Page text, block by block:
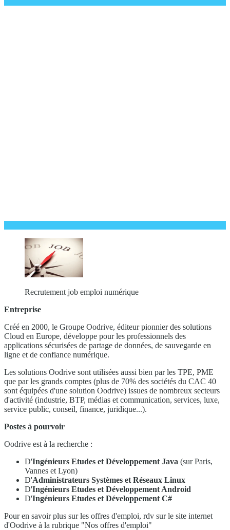
Recrutement job emploi numérique
Entreprise
Créé en 2000, le Groupe Oodrive, éditeur pionnier des solutions
Cloud en Europe, développe pour les professionnels des
applications sécurisées de partage de données, de sauvegarde en
ligne et de confiance numérique.
Les solutions Oodrive sont utilisées aussi bien par les TPE, PME
que par les grands comptes (plus de 70% des sociétés du CAC 40
sont équipées d'une solution Oodrive) issues de nombreux secteurs
d'activité (industrie, BTP, médias et communication, services, luxe,
service public, conseil, finance, juridique...).
Postes à pourvoir
Oodrive est à la recherche :
D'Ingénieurs Etudes et Développement Java (sur Paris,
Vannes et Lyon)
D'Administrateurs Systèmes et Réseaux Linux
D'Ingénieurs Etudes et Développement Android
D'Ingénieurs Etudes et Développement C#
Pour en savoir plus sur les offres d'emploi, rdv sur le site internet
d'Oodrive à la rubrique "Nos offres d'emploi"